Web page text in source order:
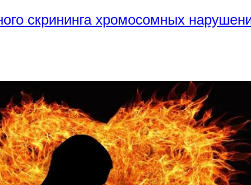
скрининга хромосомных